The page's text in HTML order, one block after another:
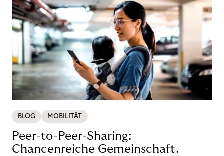
BLOG MOBILITÄT
Peer-to-Peer-Sharing:
Chancenreiche Gemeinschaft.